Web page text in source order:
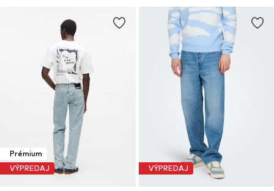
Prémium
VÝPREDAJ
VÝPREDAJ